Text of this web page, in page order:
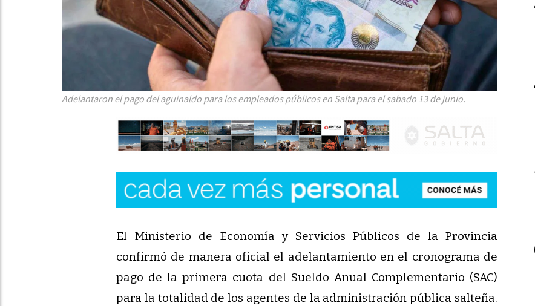
Adelantaron el pago del aguinaldo para los empleados públicos en Salta para el sabado 13 de junio.
El Ministerio de Economía y Servicios Públicos de la Provincia
confirmó de manera oficial el adelantamiento en el cronograma de
pago de la primera cuota del Sueldo Anual Complementario (SAC)
para la totalidad de los agentes de la administración pública salteña.